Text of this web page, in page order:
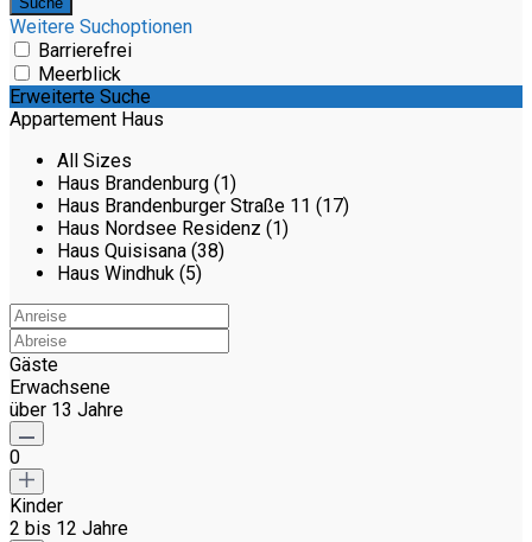
Weitere Suchoptionen
Barrierefrei
Meerblick
Erweiterte Suche
Appartement Haus
All Sizes
Haus Brandenburg (1)
Haus Brandenburger Straße 11 (17)
Haus Nordsee Residenz (1)
Haus Quisisana (38)
Haus Windhuk (5)
Gäste
Erwachsene
über 13 Jahre
0
Kinder
2 bis 12 Jahre